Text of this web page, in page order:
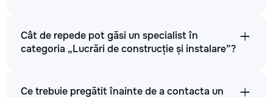
Cât de repede pot găsi un specialist în
categoria „Lucrări de construcție și instalare”?
Ce trebuie pregătit înainte de a contacta un